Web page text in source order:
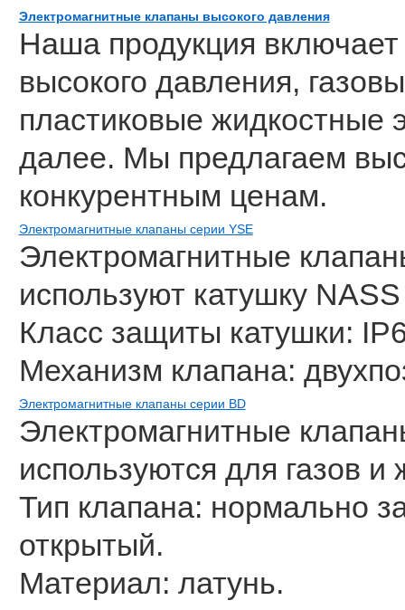
Электромагнитные клапаны высокого давления
Наша продукция
высокого давления,
пластиковые жидкостные
далее. Мы предлагаем
конкурентным ценам.
Электромагнитные клапаны серии YSE
Электромагнитные
используют катушку
Класс защиты катушки:
Механизм клапана:
Электромагнитные клапаны серии BD
Электромагнитные
используются для газов и
Тип клапана: нормально
открытый.
Материал: латунь.